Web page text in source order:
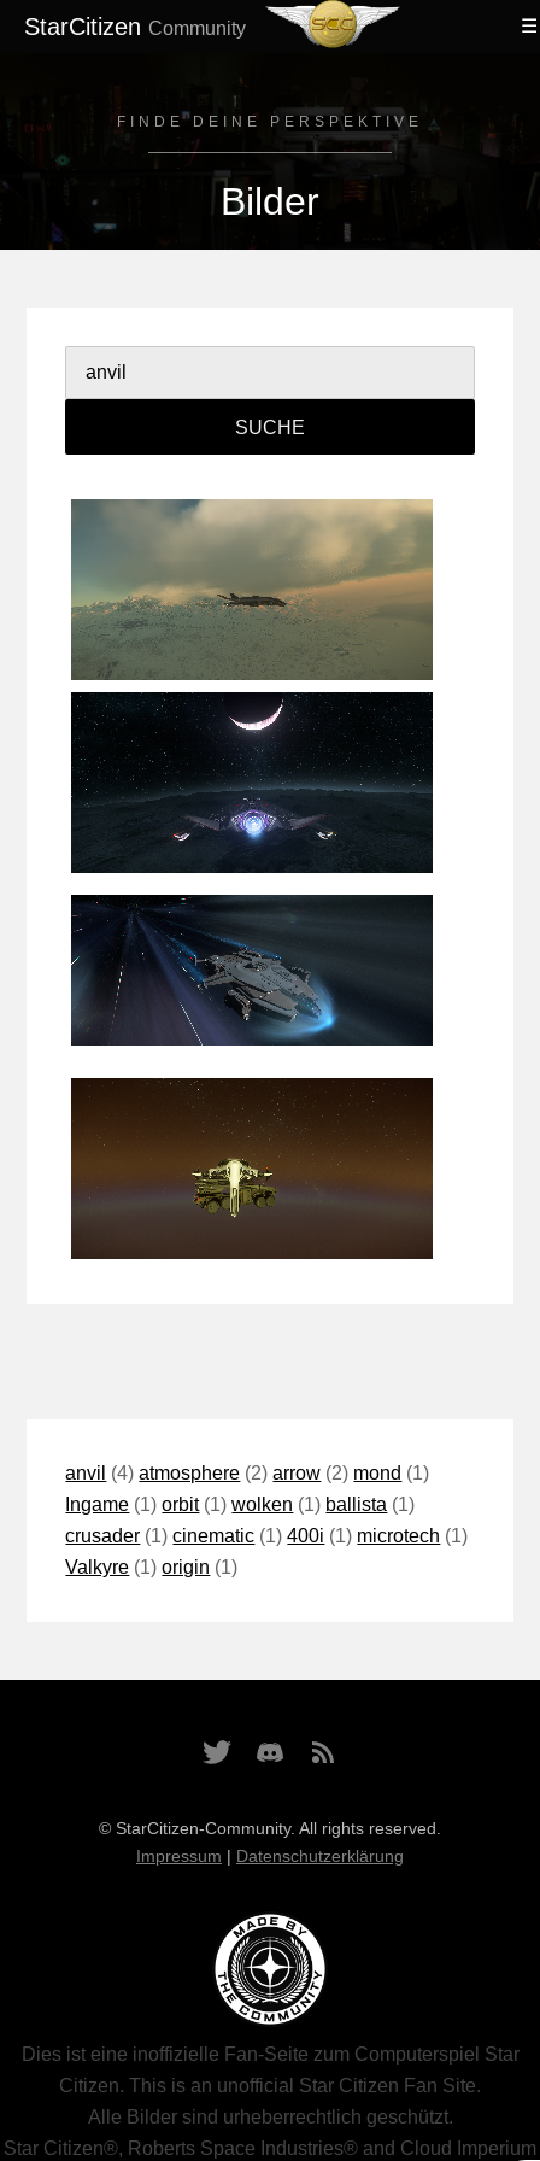
StarCitizen Community
FINDE DEINE PERSPEKTIVE
Bilder
anvil (4) atmosphere (2) arrow (2) mond (1)
Ingame (1) orbit(1) wolken (1) ballista (1)
crusader (1) cinematic (1) 400i (1) microtech (1)
Valkyre (1) origin (1)
© StarCitizen-Community. All rights reserved.
Impressum | Datenschutzerklärung
Dies ist eine inoffizielle Fan-Seite zum Computerspiel Star
Citizen. This is an unofficial Star Citizen Fan Site.
Alle Bilder sind urheberrechtlich geschützt.
Star Citizen®, Roberts Space Industries® and Cloud Imperium